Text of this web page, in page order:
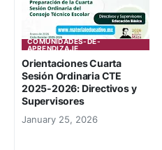
COMUNIDADES-DE-
APRENDIZAJE
Orientaciones Cuarta
Sesión Ordinaria CTE
2025-2026: Directivos y
Supervisores
January 25, 2026